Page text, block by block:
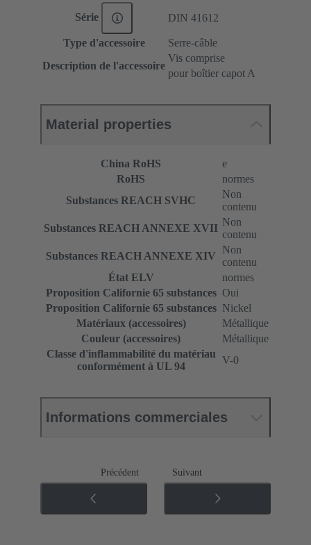
Série DIN 41612
Type d'accessoire
Serre-câble
Description de l'accessoire
Vis comprise
pour boîtier capot A
Material properties
China RoHS
e
RoHS
normes
Substances REACH SVHC
Non
contenu
Substances REACH ANNEXE XVII
Non
contenu
Substances REACH ANNEXE XIV
Non
contenu
État ELV
normes
Proposition Californie 65 substances Oui
Proposition Californie 65 substances Nickel
Matériaux (accessoires)
Métallique
Couleur (accessoires)
Métallique
Classe d'inflammabilité du matériau
conformément à UL 94
V-0
Informations commerciales
Précédent Suivant